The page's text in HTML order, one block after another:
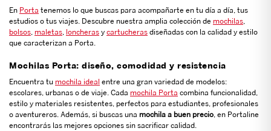
En Porta tenemos lo que buscas para acompañarte en tu día a día, tus
estudios o tus viajes. Descubre nuestra amplia colección de mochilas,
bolsos, maletas, loncheras y cartucheras diseñadas con la calidad y estilo
que caracterizan a Porta.
Mochilas Porta: diseño, comodidad y resistencia
Encuentra tu mochila ideal entre una gran variedad de modelos:
escolares, urbanas o de viaje. Cada mochila Porta combina funcionalidad,
estilo y materiales resistentes, perfectos para estudiantes, profesionales
o aventureros. Además, si buscas una mochila a buen precio, en Portaline
encontrarás las mejores opciones sin sacrificar calidad.